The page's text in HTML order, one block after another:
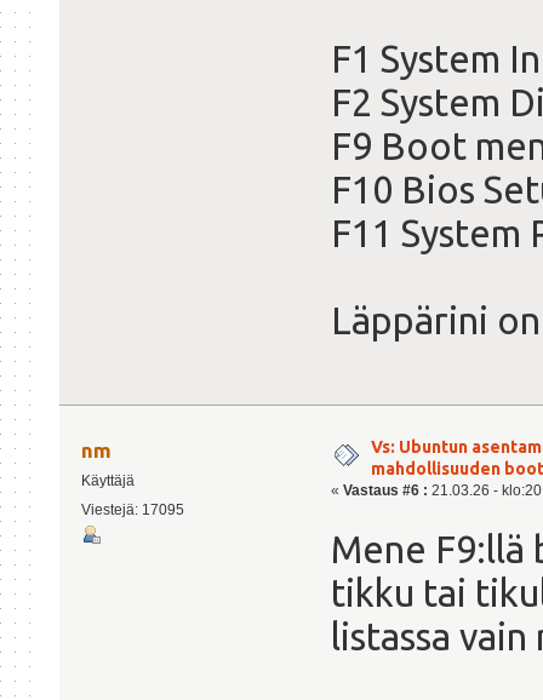
F1 System
F2 System
F9 Boot
F10 Bios
F11 System
Läppärini
nm
Käyttäjä
Viestejä: 17095
Vs: Ubuntun
mahdollisuuden
« Vastaus #6 : 21.03.26 -
Mene F9:llä
tikku tai
listassa